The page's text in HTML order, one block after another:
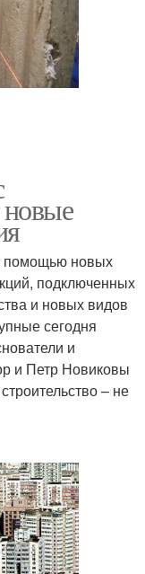
помощью новых
подключенных
и новых видов
сегодня
и
и Петр Новиковы
– не